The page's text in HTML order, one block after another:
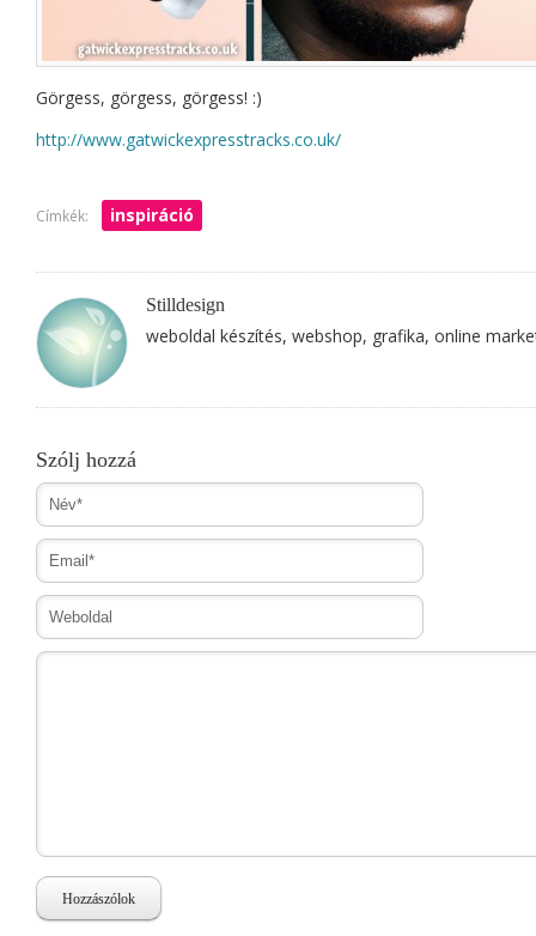
Görgess, görgess, görgess! :)
http://www.gatwickexpresstracks.co.uk/
Címkék: inspiráció
Stilldesign
weboldal készítés, webshop, grafika, online
Szólj hozzá
Hozzászólok